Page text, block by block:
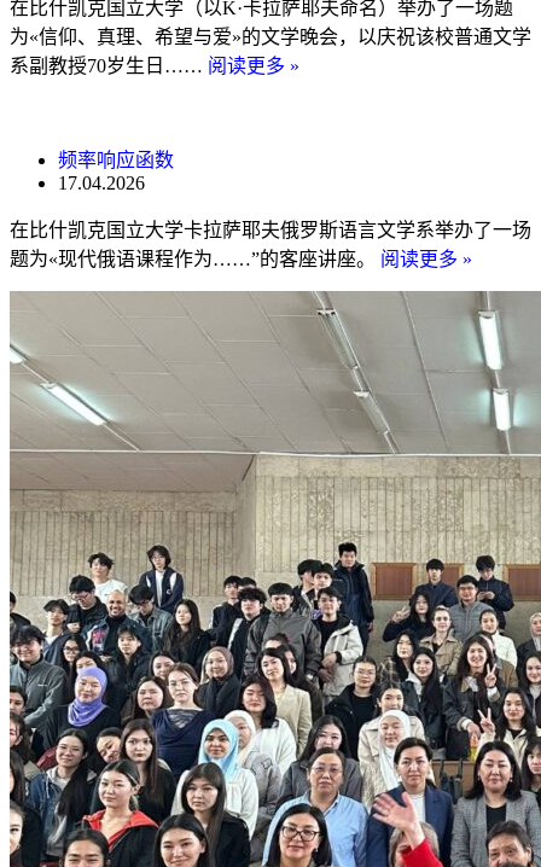
在比什凯克国立大学（以K·卡拉萨耶夫命名）举办了一场题
为«信仰、真理、希望与爱»的文学晚会，以庆祝该校普通文学
系副教授70岁生日…… 阅读更多 »
频率响应函数
17.04.2026
在比什凯克国立大学卡拉萨耶夫俄罗斯语言文学系举办了一场
题为«现代俄语课程作为……”的客座讲座。 阅读更多 »